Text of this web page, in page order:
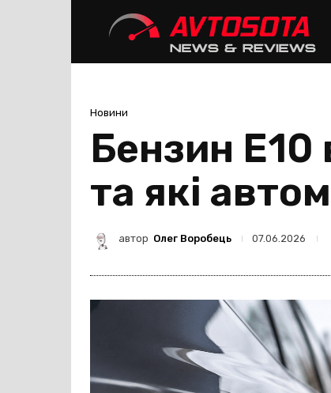
Новини
Бензин Е10
та які
автор Олег Воробець 07.06.2026